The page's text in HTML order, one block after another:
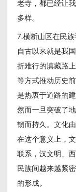
老寺，都已经让
多样。
7.横断山区在民族
自古以来就是我
折难行的滇藏路
等方式推动历史
是热衷于道路的
然而一旦突破了
韧而持久。文化
在这个意义上，
联系，汉文明、
民族间越来越紧
的形成。